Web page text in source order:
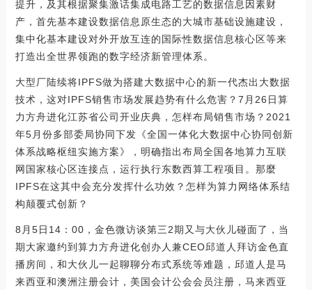
提升，及其根据聚集激话集成电路工艺的数据信息因素财
产，首先基本建设数据信息原生态的大城市基础设施建设，
集中化基本建设对外开放互连的国际性数据信息核心区等来
打造出全世界领跑的数字经济新管理体系。
大型厂陆续将IPFS做为搭建大数据中心的新一代杰出大数据
技术，这对IPFS销售市场发展趋势有什么危害？7月26日算
力方舟进化江苏省公司开业庆典，怎样布局销售市场？2021
年5月份多部委局协同下发《全国一体化大数据中心协同创新
体系战略枢纽实施方案》，明确指出布局全国各地算力互联
网国家核心区连接点，运行执行东数西算工程项目。那麼
IPFS在这其中会充分发挥什么功效？怎样为算力网络体系结
构颠覆式创新？
8月5日14：00，金色微访谈第三2期又与大伙儿碰面了，当
期大家邀约到算力方舟进化创办人兼CEO邱道人拜访金色直
播房间，和大伙儿一起聊聊分布式系统等难题，邱道人是马
来西亚和澳洲注册会计，美国会计公会会员注册，马来西亚